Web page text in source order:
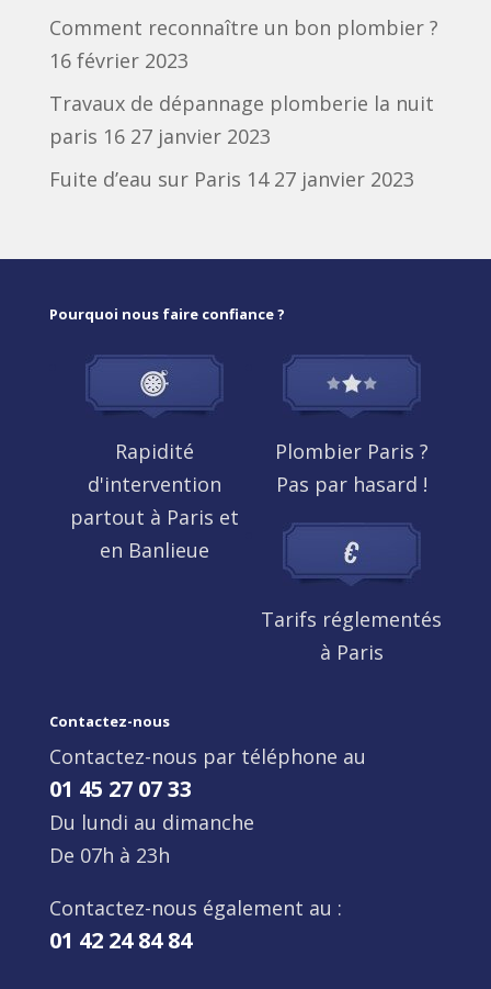
Comment reconnaître un bon plombier ?
16 février 2023
Travaux de dépannage plomberie la nuit
paris 16 27 janvier 2023
Fuite d’eau sur Paris 14 27 janvier 2023
Pourquoi nous faire confiance ?
Rapidité
d'intervention
partout à Paris et
en Banlieue
Plombier Paris ?
Pas par hasard !
Tarifs réglementés
à Paris
Contactez-nous
Contactez-nous par téléphone au
01 45 27 07 33
Du lundi au dimanche
De 07h à 23h
Contactez-nous également au :
01 42 24 84 84